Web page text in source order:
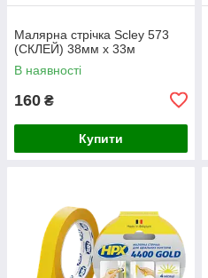
Малярна стрічка Scley 573
(СКЛЕЙ) 38мм х 33м
В наявності
160 ₴
Купити